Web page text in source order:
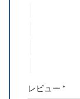
レビュー *